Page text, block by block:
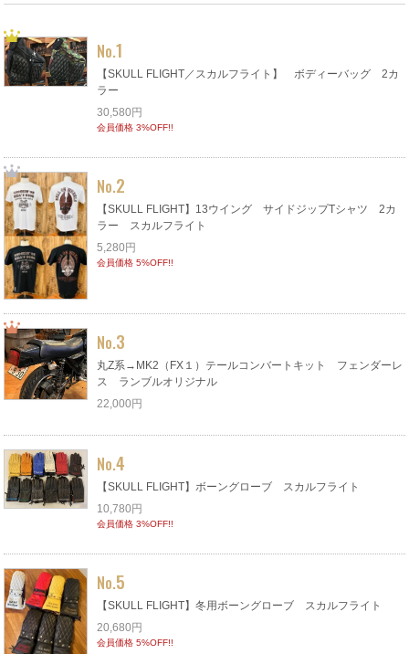
No.1
【SKULL FLIGHT／スカルフライト】 ボディーバッグ 2カ
ラー
30,580円
会員価格 3%OFF!!
No.2
【SKULL FLIGHT】13ウイング サイドジップTシャツ 2カ
ラー スカルフライト
5,280円
会員価格 5%OFF!!
No.3
丸Z系→MK2（FX１）テールコンバートキット フェンダーレ
ス ランブルオリジナル
22,000円
No.4
【SKULL FLIGHT】ボーングローブ スカルフライト
10,780円
会員価格 3%OFF!!
No.5
【SKULL FLIGHT】冬用ボーングローブ スカルフライト
20,680円
会員価格 5%OFF!!